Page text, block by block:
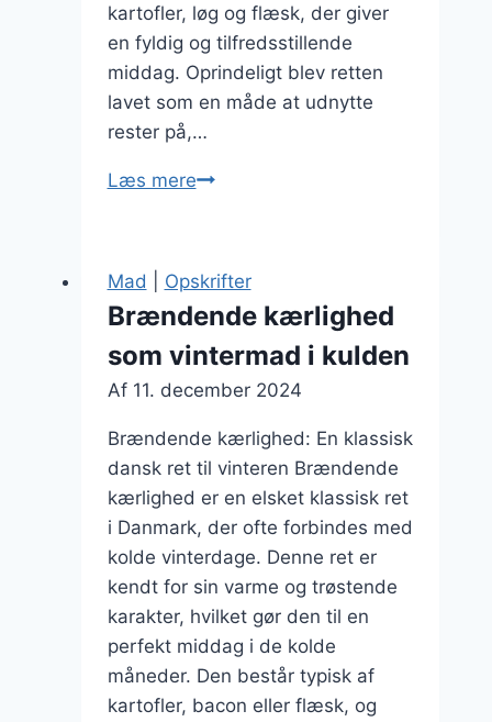
kartofler, løg og flæsk, der giver
en fyldig og tilfredsstillende
middag. Oprindeligt blev retten
lavet som en måde at udnytte
rester på,…
Læs mereBrændende
og
sennep
Mad Opskrifter
Brændende kærlighed
som vintermad i kulden
Af 11. december 2024
Brændende kærlighed: En klassisk
dansk ret til vinteren Brændende
kærlighed er en elsket klassisk ret
i Danmark, der ofte forbindes med
kolde vinterdage. Denne ret er
kendt for sin varme og trøstende
karakter, hvilket gør den til en
perfekt middag i de kolde
måneder. Den består typisk af
kartofler, bacon eller flæsk, og